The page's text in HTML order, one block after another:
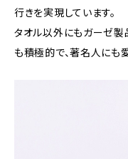
行きを実現しています。
タオル以外にもガーゼ製
も積極的で、著名人にも